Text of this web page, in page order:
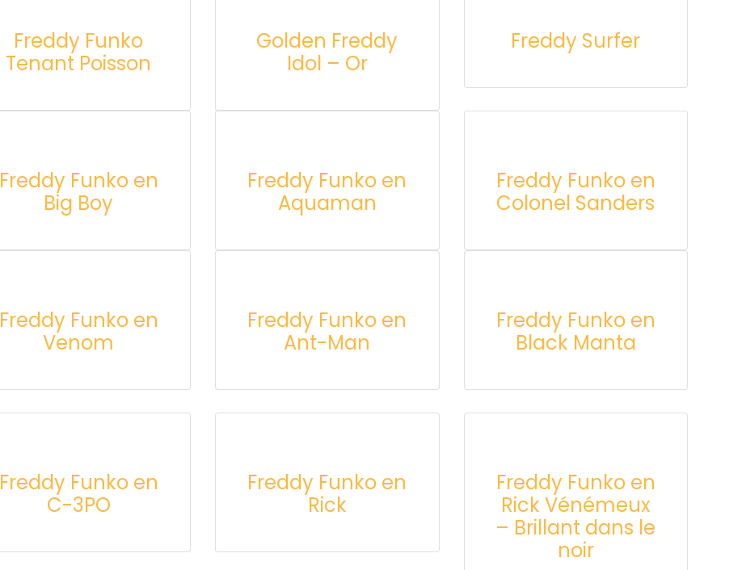
Freddy Funko
Tenant Poisson
Golden Freddy
Idol – Or
Freddy Surfer
Freddy Funko en
Big Boy
Freddy Funko en
Aquaman
Freddy Funko en
Colonel Sanders
Freddy Funko en
Venom
Freddy Funko en
Ant-Man
Freddy Funko en
Black Manta
Freddy Funko en
C-3PO
Freddy Funko en
Rick
Freddy Funko en
Rick Vénémeux
– Brillant dans le
noir